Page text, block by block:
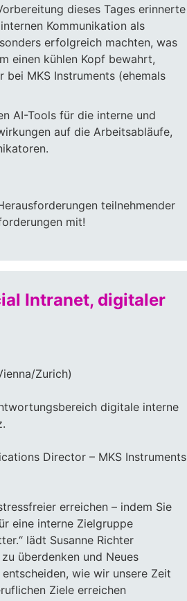
dieses Tages erinnerte
Kommunikation als
erfolgreich machten, was
einen kühlen Kopf bewahrt,
MKS Instruments (ehemals
AI-Tools für die interne und
auf die Arbeitsabläufe,
teilnehmender
mit!
Intranet, digitaler
Zurich)
digitale interne
Director – MKS Instruments
erreichen – indem Sie
eine interne Zielgruppe
lädt Susanne Richter
überdenken und Neues
wie wir unsere Zeit
Ziele erreichen